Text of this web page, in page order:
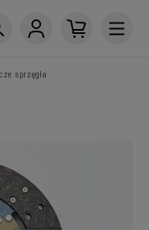
sprzęgła